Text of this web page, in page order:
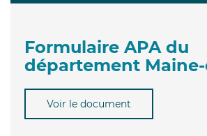
Formulaire APA du
département
Voir le document